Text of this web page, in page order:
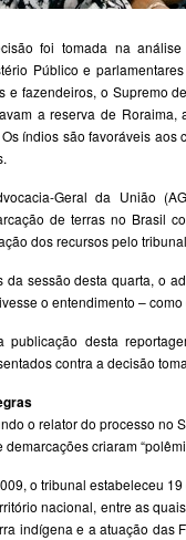
foi tomada na
Público e
e fazendeiros, o Supremo
a reserva de Roraima,
índios são favoráveis aos
Geral da União
de terras no Brasil
dos recursos pelo
da sessão desta quarta, o
o entendimento –
publicação desta
contra a decisão
o relator do processo no
demarcações criaram
o tribunal estabeleceu
nacional, entre as
indígena e a atuação das